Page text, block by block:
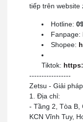
tiếp trên website
Hotline:
Fanpage:
Shopee:
Tiktok:
-----------------
Zetsu - Giải
1. Địa chỉ:
- Tầng 2, Tòa B,
KCN Vĩnh Tuy,